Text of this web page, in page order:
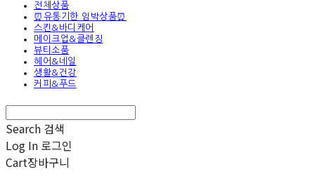
전체상품
⏰유통기한 임박상품⏰
스킨&바디케어
메이크업&클렌징
뷰티소품
헤어&네일
생활&건강
커피&푸드
Search 검색
Log In 로그인
Cart장바구니